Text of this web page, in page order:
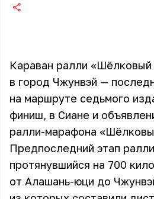
Караван ралли «Шёлковый
в город Чжунвэй —
на маршруте седьмого
финиш, в Сиане и
ралли-марафона
Предпоследний этап
протянувшийся на 700
от Алашань-юци до